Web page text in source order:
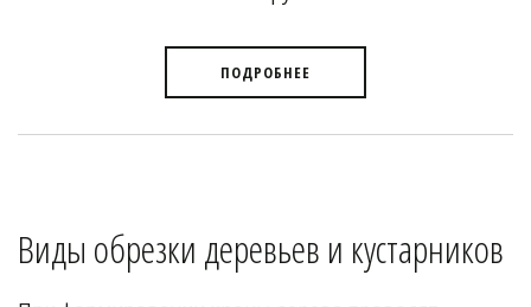
ПОДРОБНЕЕ
Виды обрезки деревьев и кустарников